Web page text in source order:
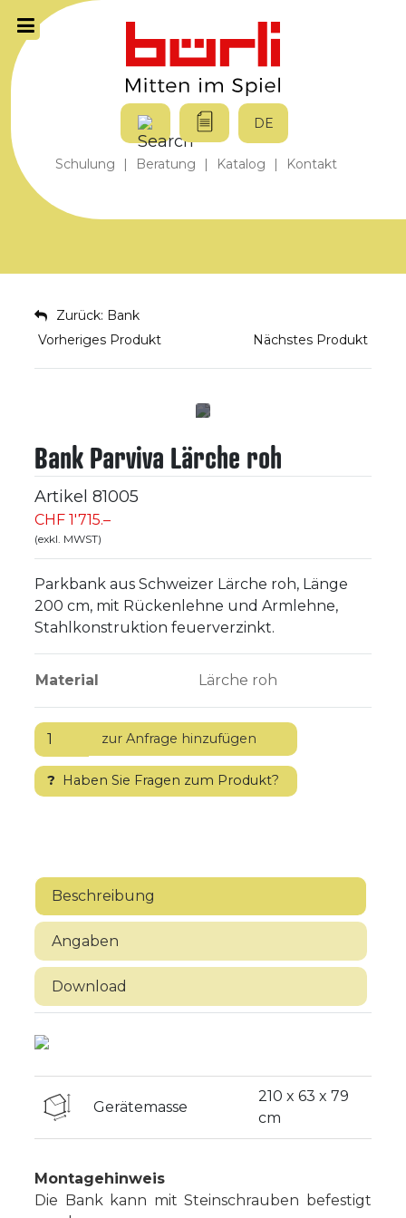
Schulung | Beratung | Katalog | Kontakt
DE
Zurück: Bank
Vorheriges Produkt
Nächstes Produkt
Bank Parviva Lärche roh
Artikel 81005
CHF 1'715.–
(exkl. MWST)
Parkbank aus Schweizer Lärche roh, Länge
200 cm, mit Rückenlehne und Armlehne,
Stahlkonstruktion feuerverzinkt.
Material Lärche roh
? Haben Sie Fragen zum Produkt?
Beschreibung
Angaben
Download
Gerätemasse
210 x 63 x 79
cm
Montagehinweis
Die Bank kann mit Steinschrauben befestigt